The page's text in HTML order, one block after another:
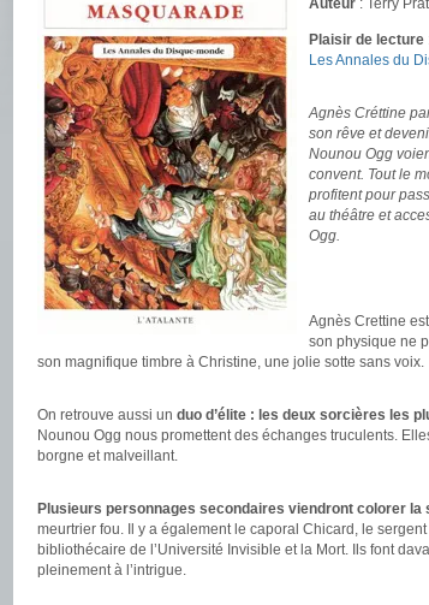
Auteur : Terry
Plaisir de lecture
Les Annales du
Agnès Créttine
son rêve et
Nounou Ogg
convent. Tout le
profitent pour
au théâtre et
Ogg.
Agnès Crettine
son physique ne
son magnifique timbre à Christine, une jolie sotte sans voix.
On retrouve aussi un duo d’élite : les deux sorcières les
Nounou Ogg nous promettent des échanges truculents.
borgne et malveillant.
Plusieurs personnages secondaires viendront colorer la
meurtrier fou. Il y a également le caporal Chicard, le
bibliothécaire de l’Université Invisible et la Mort. Ils font
pleinement à l’intrigue.